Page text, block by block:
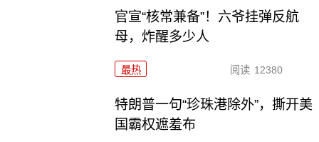
官宣“核常兼备”！六爷挂弹反航
母，炸醒多少人
最热 阅读 12380
特朗普一句“珍珠港除外”，撕开美
国霸权遮羞布